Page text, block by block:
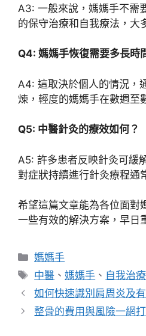
A3: 一般來說，媽媽手不需
的保守治療和自我療法，大
Q4: 媽媽手恢復需要多長時
A4: 這取決於個人的情況，
煉，輕度的媽媽手在數週至
Q5: 中醫針灸的療效如何？
A5: 許多患者反映針灸可緩
對症狀持續進行針灸療程通
希望這篇文章能為各位面對
一些有效的解決方案，早日
分
類
媽媽手
標
籤
中醫 、媽媽手 、 自我治療
如何快速識別肩周炎及
整骨的費用與風險一網